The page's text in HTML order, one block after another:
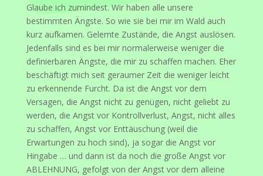
Glaube ich zumindest. Wir haben alle unsere
bestimmten Ängste. So wie sie bei mir im Wald auch
kurz aufkamen. Gelernte Zustände, die Angst auslösen.
Jedenfalls sind es bei mir normalerweise weniger die
definierbaren Ängste, die mir zu schaffen machen. Eher
beschäftigt mich seit geraumer Zeit die weniger leicht
zu erkennende Furcht. Da ist die Angst vor dem
Versagen, die Angst nicht zu genügen, nicht geliebt zu
werden, die Angst vor Kontrollverlust, Angst, nicht alles
zu schaffen, Angst vor Enttäuschung (weil die
Erwartungen zu hoch sind), ja sogar die Angst vor
Hingabe … und dann ist da noch die große Angst vor
ABLEHNUNG, gefolgt von der Angst vor dem alleine